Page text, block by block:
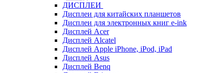
ДИСПЛЕИ
Дисплеи для китайских планшетов
Дисплеи для электронных книг e-ink
Дисплей Acer
Дисплей Alcatel
Дисплей Apple iPhone, iPod, iPad
Дисплей Asus
Дисплей Benq